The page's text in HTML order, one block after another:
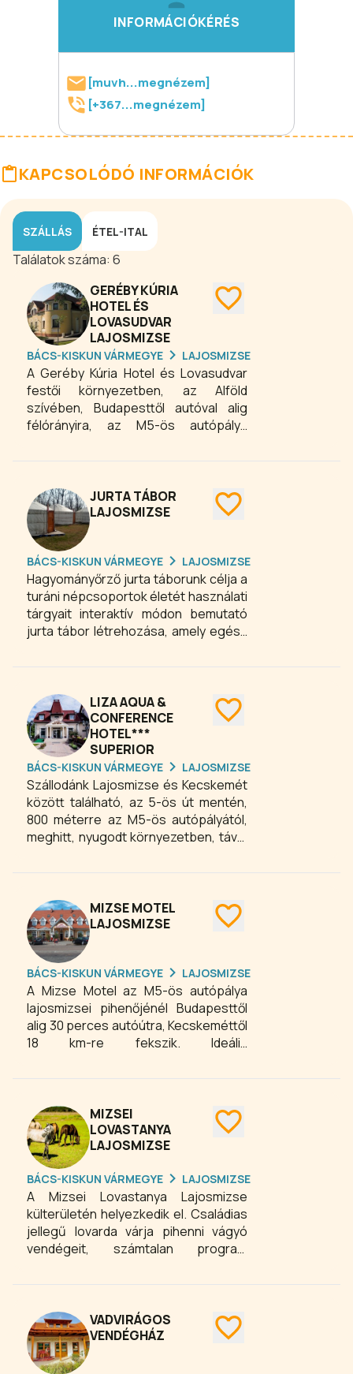
INFORMÁCIÓKÉRÉS
[muvh...megnézem]
[+367...megnézem]
KAPCSOLÓDÓ INFORMÁCIÓK
SZÁLLÁS ÉTEL-ITAL
Találatok száma: 6
GERÉBY KÚRIA
HOTEL ÉS
LOVASUDVAR
LAJOSMIZSE
BÁCS-KISKUN VÁRMEGYE LAJOSMIZSE
A Geréby Kúria Hotel és Lovasudvar
festői környezetben, az Alföld
szívében, Budapesttől autóval alig
félórányira, az M5-ös autópálya
fekszik. A varázslatos természeti
hívogató, de a téli pusztát lovas
szánon bejárni is felejthetetlen
élmény. Szállodánkban jelenleg 58
különböző típusú szobában és
lakosztályban 130 fő elhelyezését
tudjuk biztosítani. Családias wellness-
részlegünk a felüdülés szigete. Kiváló
konferencia és esküvő helyszín.
JURTA TÁBOR
LAJOSMIZSE
BÁCS-KISKUN VÁRMEGYE LAJOSMIZSE
Hagyományőrző jurta táborunk célja a
turáni népcsoportok életét használati
tárgyait interaktív módon bemutató
jurta tábor létrehozása, amely egész
látogatók számára. A jurták 6 turáni
népcsoport/törzs saját hagyományai
szerinti kialakításúak és
berendezésükkel az egyes jurtához
kapcsolódó népcsoport
hagyományos viseletei, használati
eszközei, életmódja kerül
bemutatásra. A turáni nép,
hagyományos eszközeit, és
életmódját, gasztronómiáját az
programok keretében kipróbálhatják,
LIZA AQUA &
CONFERENCE
HOTEL***
SUPERIOR
BÁCS-KISKUN VÁRMEGYE LAJOSMIZSE
Szállodánk Lajosmizse és Kecskemét
között található, az 5-ös út mentén,
800 méterre az M5-ös autópályától,
meghitt, nyugodt környezetben, távol
helyen. Tökéletes lehetőséget
Szállóvendégeink részére bőséges,
svédasztalos reggelit kínálunk, ezen
kívül természetesen ebéd és vacsora
elfogyasztására is tökéletes
helyszínt biztosít különtermünk.
Konferencia termünk elegáns, patinás
külsejével, igény szerint alakítható
teremberendezésével az Ön
kényelmét hivatott szolgálni. Többféle
vendégeink számára.
MIZSE MOTEL
LAJOSMIZSE
BÁCS-KISKUN VÁRMEGYE LAJOSMIZSE
A Mizse Motel az M5-ös autópálya
lajosmizsei pihenőjénél Budapesttől
alig 30 perces autóútra, Kecskeméttől
18 km-re fekszik. Ideális
áthaladó tranzitforgalom utasai,
és üzletemberek számára is.
MIZSEI
LOVASTANYA
LAJOSMIZSE
BÁCS-KISKUN VÁRMEGYE LAJOSMIZSE
A Mizsei Lovastanya Lajosmizse
külterületén helyezkedik el. Családias
jellegű lovarda várja pihenni vágyó
vendégeit, számtalan program
azoknak ajánljuk, akik a technika
pihenni. A tanya területe közel
ötvenhektáros, ahol szabadon élnek
az állatok – lovak, kutyák, macskák,
csüngőhasú malacok, törpe pónik,
VADVIRÁGOS
VENDÉGHÁZ